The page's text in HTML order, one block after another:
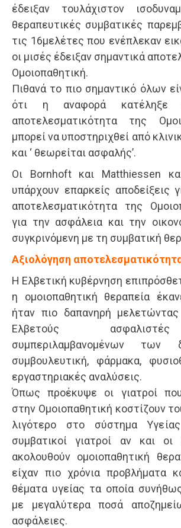
έδειξαν τουλάχιστον
θεραπευτικές συμβατικές
τις 16μελέτες που ενέπλεκαν
οι μισές έδειξαν σημαντικά
Ομοιοπαθητική.
Πιθανά το πιο σημαντικό όλων
ότι η αναφορά
αποτελεσματικότητα της
μπορεί να υποστηριχθεί από
και ‘ θεωρείται ασφαλής’.
Οι Bornhoft και Matthiessen
υπάρχουν επαρκείς αποδείξεις
αποτελεσματικότητα της
για την ασφάλεια και την
συγκρινόμενη με τη συμβατική
Αξιολόγηση
Η Ελβετική κυβέρνηση
η ομοιοπαθητική θεραπεία
ήταν πιο δαπανηρή
Ελβετούς
συμπεριλαμβανομένων των
συμβουλευτική, φάρμακα,
εργαστηριακές αναλύσεις.
Όπως προέκυψε οι γιατροί που
στην Ομοιοπαθητική κοστίζουν
λιγότερο στο σύστημα
συμβατικοί γιατροί αν και οι
ακολουθούν ομοιοπαθητική
είχαν πιο χρόνια προβλήματα
θέματα υγείας τα οποία
με μεγαλύτερα ποσά
ασφάλειες.